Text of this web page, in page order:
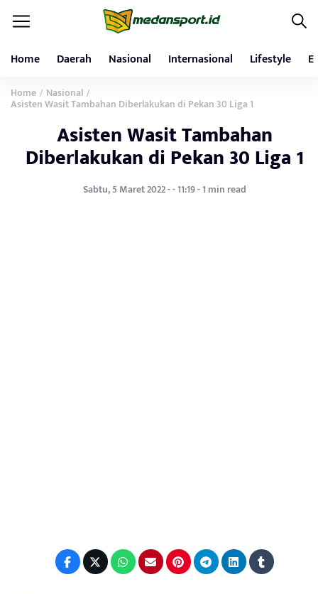
Home Daerah Nasional Internasional Lifestyle
Home / Nasional /
Asisten Wasit Tambahan Diberlakukan di Pekan 30 Liga 1
Asisten Wasit Tambahan
Diberlakukan di Pekan 30 Liga 1
Sabtu, 5 Maret 2022 - - 11:19 - 1 min read